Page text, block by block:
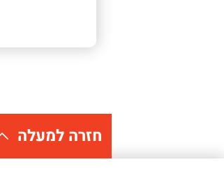
חזרה למעלה